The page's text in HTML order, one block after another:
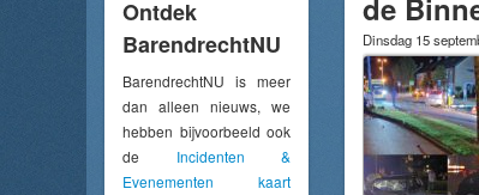
Ontdek
BarendrechtNU
BarendrechtNU is meer
dan alleen nieuws, we
hebben bijvoorbeeld ook
de Incidenten &
Evenementen kaart
de
Dinsdag 15